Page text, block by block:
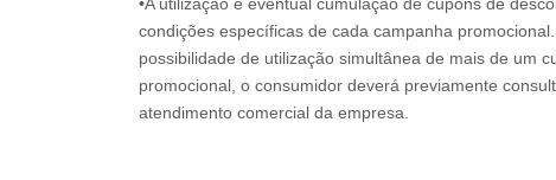
condições específicas de cada campanha
possibilidade de utilização simultânea de mais de um
promocional, o consumidor deverá previamente
atendimento comercial da empresa.